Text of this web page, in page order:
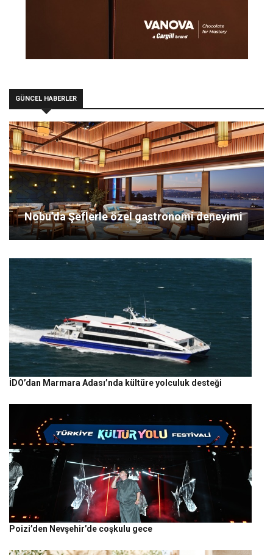
GÜNCEL HABERLER
Nobu’da Şeflerle özel gastronomi deneyimi
İDO’dan Marmara Adası’nda kültüre yolculuk desteği
Poizi’den Nevşehir’de coşkulu gece